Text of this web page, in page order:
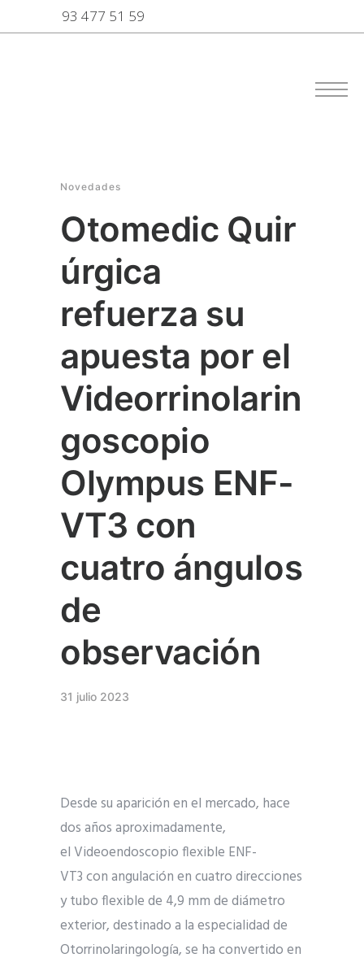
93 477 51 59
Novedades
Otomedic Quir
úrgica
refuerza su
apuesta por el
Videorrinolarin
goscopio
Olympus ENF-
VT3 con
cuatro ángulos
de
observación
31 julio 2023
Desde su aparición en el mercado, hace
dos años aproximadamente,
el Videoendoscopio flexible ENF-
VT3 con angulación en cuatro direcciones
y tubo flexible de 4,9 mm de diámetro
exterior, destinado a la especialidad de
Otorrinolaringología, se ha convertido en